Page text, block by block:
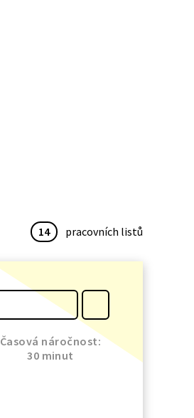
14 pracovních listů
Časová náročnost:
30 minut